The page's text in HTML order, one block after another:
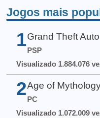
Jogos mais
1 Grand Theft
PSP
Visualizado 1.884.076
2 Age of
PC
Visualizado 1.072.009